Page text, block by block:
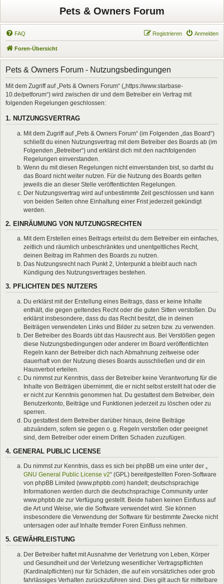
Pets & Owners Forum
FAQ Anmelden
Registrieren
Foren-Übersicht
Pets & Owners Forum - Nutzungsbedingungen
Mit dem Zugriff auf „Pets & Owners Forum“ („https://www.starbase-
10.de/petforum“) wird zwischen dir und dem Betreiber ein Vertrag mit
folgenden Regelungen geschlossen:
1. NUTZUNGSVERTRAG
Mit dem Zugriff auf „Pets & Owners Forum“ (im Folgenden „das Board“)
schließt du einen Nutzungsvertrag mit dem Betreiber des Boards ab (im
Folgenden „Betreiber“) und erklärst dich mit den nachfolgenden
Regelungen einverstanden.
Wenn du mit diesen Regelungen nicht einverstanden bist, so darfst du
das Board nicht weiter nutzen. Für die Nutzung des Boards gelten
jeweils die an dieser Stelle veröffentlichten Regelungen.
Der Nutzungsvertrag wird auf unbestimmte Zeit geschlossen und kann
von beiden Seiten ohne Einhaltung einer Frist jederzeit gekündigt
werden.
2. EINRÄUMUNG VON NUTZUNGSRECHTEN
Mit dem Erstellen eines Beitrags erteilst du dem Betreiber ein einfaches,
zeitlich und räumlich unbeschränktes und unentgeltliches Recht,
deinen Beitrag im Rahmen des Boards zu nutzen.
Das Nutzungsrecht nach Punkt 2, Unterpunkt a bleibt auch nach
Kündigung des Nutzungsvertrages bestehen.
3. PFLICHTEN DES NUTZERS
Du erklärst mit der Erstellung eines Beitrags, dass er keine Inhalte
enthält, die gegen geltendes Recht oder die guten Sitten verstoßen. Du
erklärst insbesondere, dass du das Recht besitzt, die in deinen
Beiträgen verwendeten Links und Bilder zu setzen bzw. zu verwenden.
Der Betreiber des Boards übt das Hausrecht aus. Bei Verstößen gegen
diese Nutzungsbedingungen oder anderer im Board veröffentlichten
Regeln kann der Betreiber dich nach Abmahnung zeitweise oder
dauerhaft von der Nutzung dieses Boards ausschließen und dir ein
Hausverbot erteilen.
Du nimmst zur Kenntnis, dass der Betreiber keine Verantwortung für die
Inhalte von Beiträgen übernimmt, die er nicht selbst erstellt hat oder die
er nicht zur Kenntnis genommen hat. Du gestattest dem Betreiber, dein
Benutzerkonto, Beiträge und Funktionen jederzeit zu löschen oder zu
sperren.
Du gestattest dem Betreiber darüber hinaus, deine Beiträge
abzuändern, sofern sie gegen o. g. Regeln verstoßen oder geeignet
sind, dem Betreiber oder einem Dritten Schaden zuzufügen.
4. GENERAL PUBLIC LICENSE
Du nimmst zur Kenntnis, dass es sich bei phpBB um eine unter der „
GNU General Public License v2“ (GPL) bereitgestellten Foren-Software
von phpBB Limited (www.phpbb.com) handelt; deutschsprachige
Informationen werden durch die deutschsprachige Community unter
www.phpbb.de zur Verfügung gestellt. Beide haben keinen Einfluss auf
die Art und Weise, wie die Software verwendet wird. Sie können
insbesondere die Verwendung der Software für bestimmte Zwecke nicht
untersagen oder auf Inhalte fremder Foren Einfluss nehmen.
5. GEWÄHRLEISTUNG
Der Betreiber haftet mit Ausnahme der Verletzung von Leben, Körper
und Gesundheit und der Verletzung wesentlicher Vertragspflichten
(Kardinalpflichten) nur für Schäden, die auf ein vorsätzliches oder grob
fahrlässiges Verhalten zurückzuführen sind. Dies gilt auch für mittelbare